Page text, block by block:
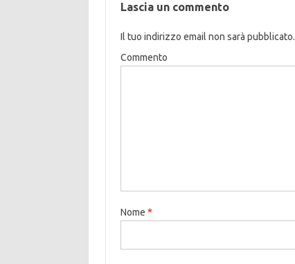
Lascia un commento
Il tuo indirizzo email non sarà pubblicato.
Commento
Nome *